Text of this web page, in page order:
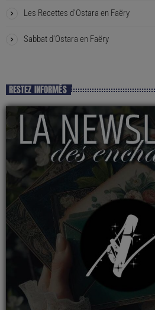
Les Recettes d’Ostara en Faëry
Sabbat d’Ostara en Faëry
RESTEZ INFORMÉS